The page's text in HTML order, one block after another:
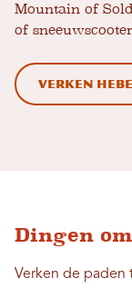
Mountain of
of
Verken
Dingen
Verken de paden